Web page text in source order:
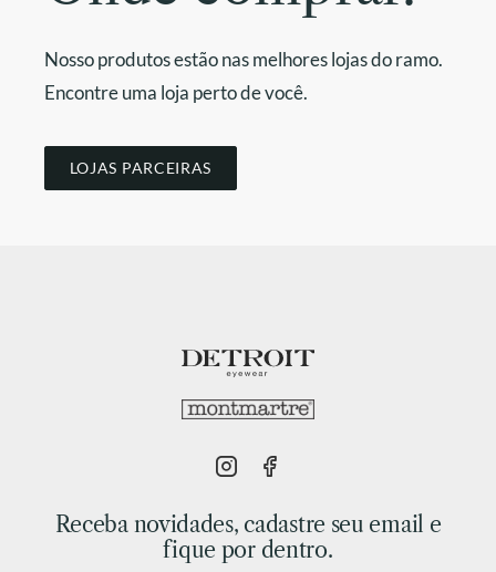
Nosso produtos estão nas melhores lojas do ramo.
Encontre uma loja perto de você.
LOJAS PARCEIRAS
Receba novidades, cadastre seu email e
fique por dentro.